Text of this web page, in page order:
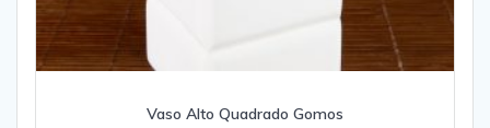
Vaso Alto Quadrado Gomos